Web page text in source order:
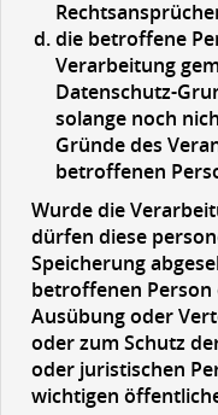
die betroffene
Verarbeitung
Datenschutz-
solange noch
Gründe des
betroffenen
Wurde die
dürfen diese
Speicherung
betroffenen
Ausübung oder
oder zum Schutz
oder juristischen
wichtigen